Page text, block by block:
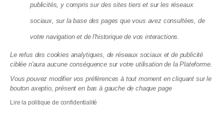
Incendies dans des immeubles cet été
2026 : ce que la loi impose vraiment à
votre syndic
03.08.2026
publicités, y compris sur des sites tiers et sur les réseaux
sociaux, sur la base des pages que vous avez consultées, de
votre navigation et de l'historique de vos interactions.
Le refus des cookies analytiques, de réseaux sociaux et de publicité
ciblée n'aura aucune conséquence sur votre utilisation de la Plateforme.
Vous pouvez modifier vos préférences à tout moment en cliquant sur le
bouton axeptio, présent en bas à gauche de chaque page
Lire la politique de confidentialité